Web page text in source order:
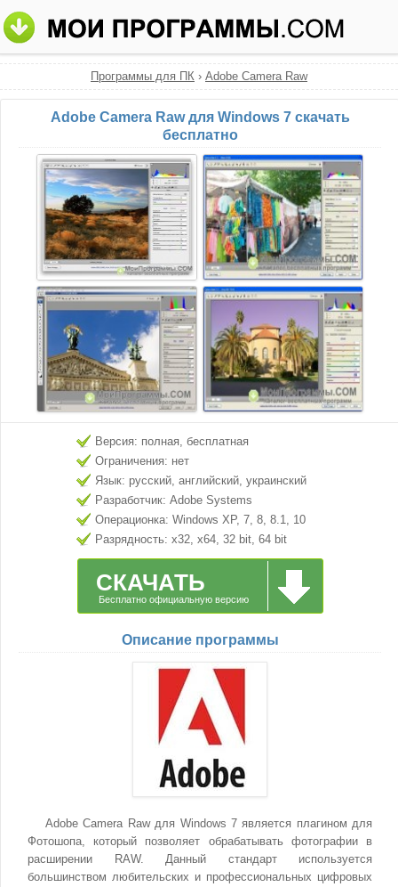
Программы для ПК › Adobe Camera Raw
Adobe Camera Raw для Windows 7 скачать
бесплатно
Версия: полная, бесплатная
Ограничения: нет
Язык: русский, английский, украинский
Разработчик: Adobe Systems
Операционка: Windows XP, 7, 8, 8.1, 10
Разрядность: x32, x64, 32 bit, 64 bit
СКАЧАТЬ
Бесплатно официальную версию
Описание программы
Adobe Camera Raw для Windows 7 является плагином для
Фотошопа, который позволяет обрабатывать фотографии в
расширении RAW. Данный стандарт используется
большинством любительских и профессиональных цифровых